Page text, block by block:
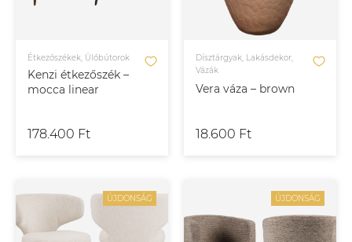
Kenzi étkezőszék –
mocca linear
Étkezőszékek, Ülőbútorok
178.400 Ft
Vera váza – brown
Dísztárgyak, Lakásdekor,
Vázák
18.600 Ft
ÚJDONSÁG ÚJDONSÁG